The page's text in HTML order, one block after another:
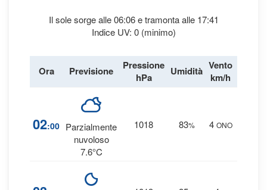
Il sole sorge alle 06:06 e tramonta alle 17:41
Indice UV: 0 (minimo)
Ora Previsione
Pressione
hPa
Umidità Vento
km/h
02:00 Parzialmente
nuvoloso
7.6°C
1018 83% 4 ONO